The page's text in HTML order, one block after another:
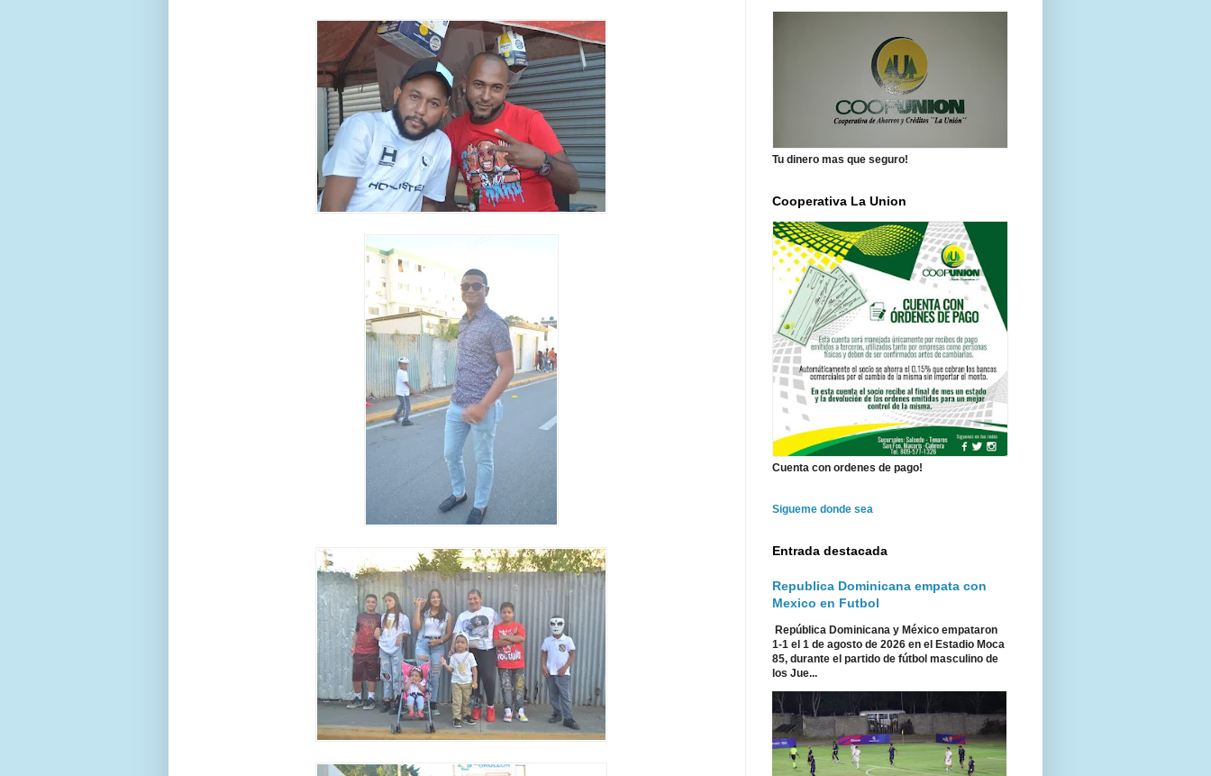
Tu dinero mas que seguro!
Cooperativa La Union
Cuenta con ordenes de pago!
Sigueme donde sea
Entrada destacada
Republica Dominicana empata con
Mexico en Futbol
República Dominicana y México empataron
1-1 el 1 de agosto de 2026 en el Estadio Moca
85, durante el partido de fútbol masculino de
los Jue...